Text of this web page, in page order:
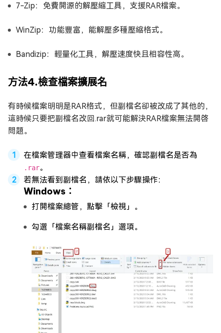
7-Zip：免費開源的解壓縮工具，支援RAR檔案。
WinZip：功能豐富，能解壓多種壓縮格式。
Bandizip：輕量化工具，解壓速度快且相容性高。
方法4.檢查檔案擴展名
有時候檔案明明是RAR格式，但副檔名卻被改成了其他的，
這時候只要把副檔名改回.rar就可能解決RAR檔案無法開啓
問題。
在檔案管理器中查看檔案名稱，確認副檔名是否為
.rar。
若無法看到副檔名，請依以下步驟操作：
Windows：
打開檔案總管，點擊「檢視」。
勾選「檔案名稱副檔名」選項。